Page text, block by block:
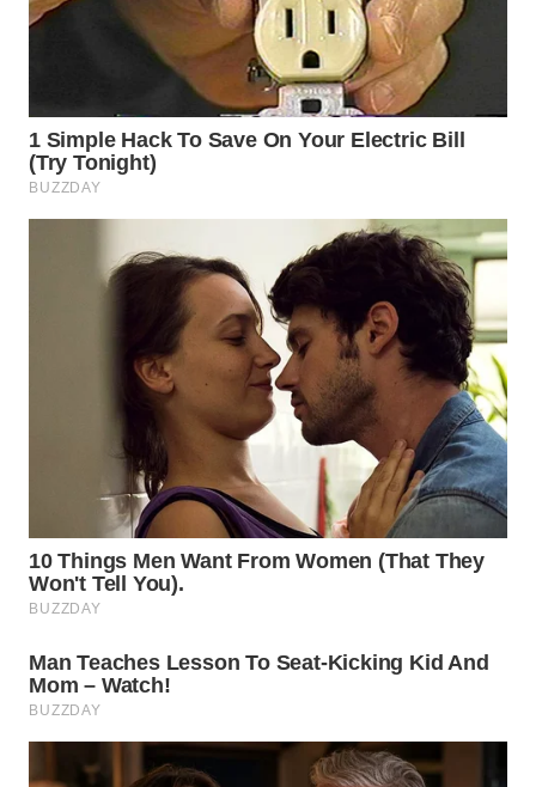
WAHANA
TV
WAHANANEWS
WAHANANEWS
WAHANA
UMKM
WAHANA
SELEB
PERSONA